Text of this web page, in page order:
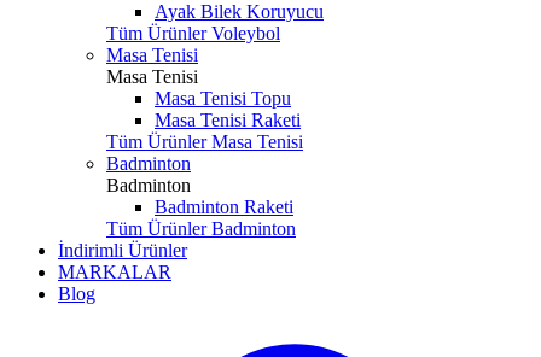
Ayak Bilek Koruyucu
Tüm Ürünler Voleybol
Masa Tenisi
Masa Tenisi
Masa Tenisi Topu
Masa Tenisi Raketi
Tüm Ürünler Masa Tenisi
Badminton
Badminton
Badminton Raketi
Tüm Ürünler Badminton
İndirimli Ürünler
MARKALAR
Blog